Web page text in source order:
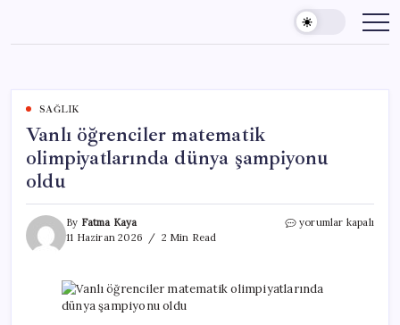
content
SAĞLIK
Vanlı öğrenciler matematik
olimpiyatlarında dünya şampiyonu
oldu
By Fatma Kaya
11 Haziran 2026
2 Min Read
Vanlı
dünya
şampiyonu
yorumlar kapalı